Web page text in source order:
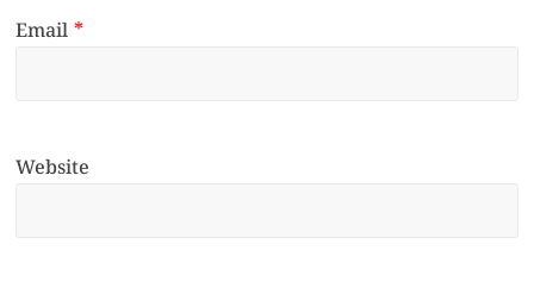
Email*
Website